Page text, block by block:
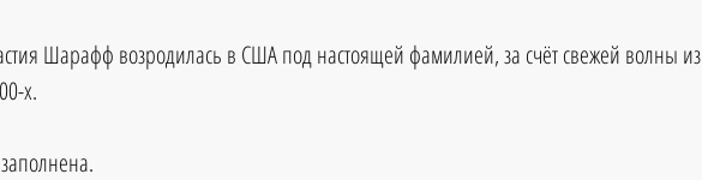
Шарафф возродилась в США под настоящей фамилией, за счёт свежей волны из
х.